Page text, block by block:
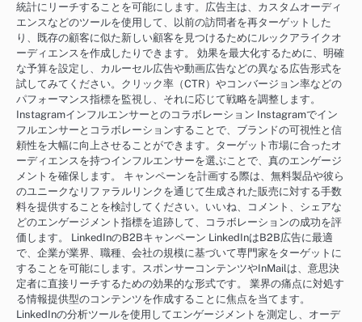
統計にリーチすることを可能にします。広告主は、カスタムオーディ
エンスなどのツールを使用して、以前の訪問者を再ターゲットした
り、既存の顧客に似た新しい顧客を見つけるためにルックアライクオ
ーディエンスを作成したりできます。 効果を最大化するために、明確
な予算を設定し、カルーセル広告や動画広告などの異なる広告形式を
試してみてください。クリック率（CTR）やコンバージョン率などの
パフォーマンス指標を監視し、それに応じて戦略を調整します。
Instagramインフルエンサーとのコラボレーション Instagramでイン
フルエンサーとコラボレーションすることで、ブランドの可視性と信
頼性を大幅に向上させることができます。ターゲット市場に合ったオ
ーディエンスを持つインフルエンサーを選ぶことで、真のエンゲージ
メントを確保します。 キャンペーンを計画する際は、無料製品や彼ら
のユニークなリファラルリンクを通じて生成された販売に対する手数
料を提供することを検討してください。いいね、コメント、シェアな
どのエンゲージメント指標を追跡して、コラボレーションの成功を評
価します。 LinkedInのB2Bキャンペーン LinkedInはB2B広告に最適
で、企業が業界、職種、会社の規模に基づいて専門家をターゲットに
することを可能にします。スポンサーコンテンツやInMailは、意思決
定者に直接リーチするための効果的な形式です。 業界の痛点に対処す
る情報提供型のコンテンツを作成することに焦点を当てます。
LinkedInの分析ツールを使用してエンゲージメントを測定し、オーデ